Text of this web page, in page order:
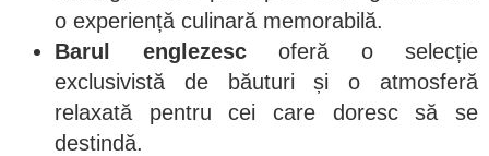
o experiență culinară memorabilă.
Barul englezescoferă o selecție
exclusivistă de băuturi și o atmosferă
relaxată pentru cei care doresc să se
destindă.